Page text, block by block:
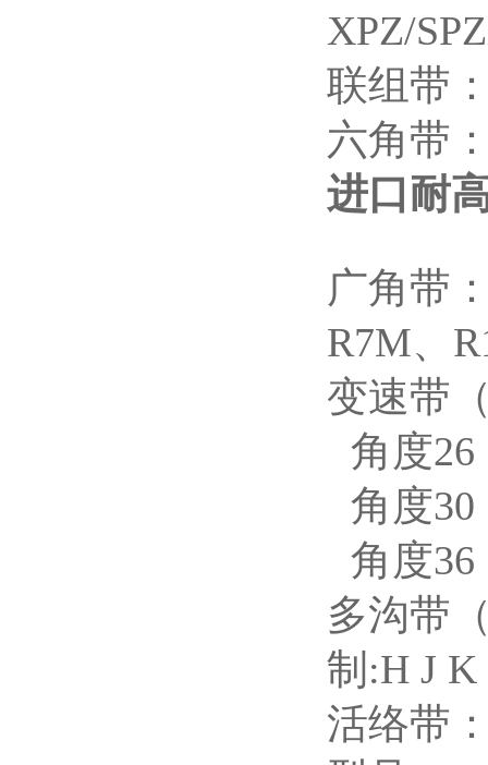
XPZ/
联组带
六角带
进口耐
广角带
R7M、
变速带
角度26
角度30
角度36
多沟带
制 :H J
活络带